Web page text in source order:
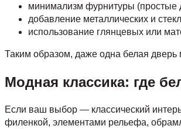
минимализм фурнитуры (простые
добавление металлических и
использование глянцевых или
Таким образом, даже одна белая дверь
Модная классика: где
Если ваш выбор — классический
филенкой, элементами рельефа,